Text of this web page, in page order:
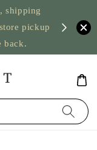
shipping
pickup
back.
US